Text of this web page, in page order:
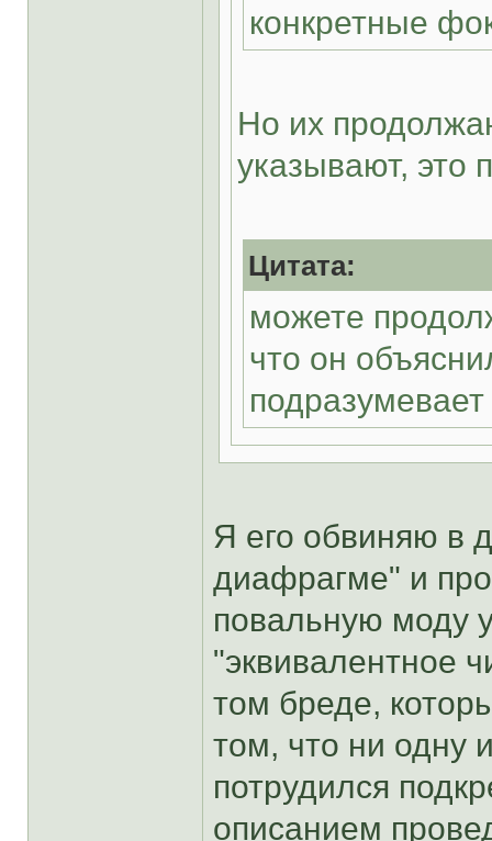
конкретные
Но их
указывают, это
Цитата:
можете
что он
Я его обвиняю в
диафрагме" и
повальную моду
"эквивалентное
том бреде,
том, что ни одну
потрудился
описанием